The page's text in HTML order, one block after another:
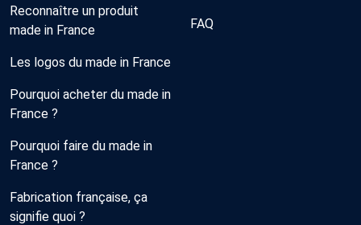
Reconnaître un produit
made in France
Les logos du made in France
Pourquoi acheter du made in
France ?
Pourquoi faire du made in
France ?
Fabrication française, ça
signifie quoi ?
FAQ